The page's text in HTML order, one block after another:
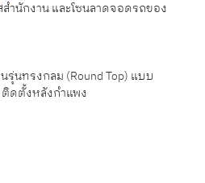
ำนักงาน และโซนลาดจอดรถของ
รุ่นทรงกลม (Round Top) แบบ
ดตั้งหลังกำแพง